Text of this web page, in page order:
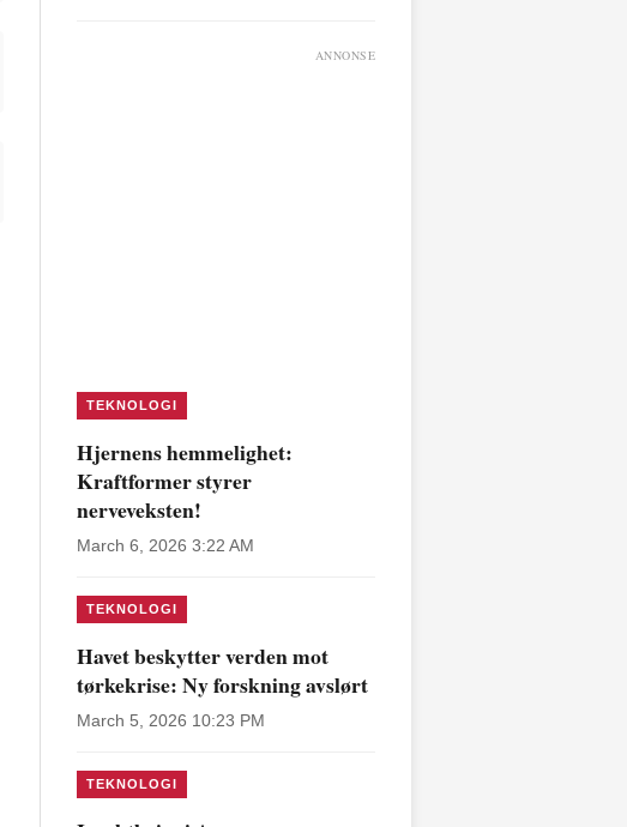
ANNONSE
TEKNOLOGI
Hjernens hemmelighet:
Kraftformer styrer
nerveveksten!
March 6, 2026 3:22 AM
TEKNOLOGI
Havet beskytter verden mot
tørkekrise: Ny forskning avslørt
March 5, 2026 10:23 PM
TEKNOLOGI